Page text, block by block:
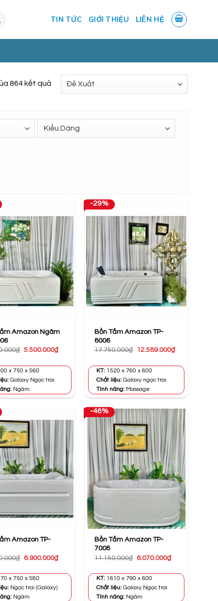
TIN TỨC GIỚI THIỆU LIÊN HỆ
864 kết quả
Amazon Ngâm
₫ Giá
10.500.000₫.
5.500.000₫Giá
x 750 x 560
Galaxy Ngọc trai
Ngâm
-29%
Bồn Tắm Amazon TP-
8006
17.750.000₫ Giá
17.750.000₫.
12.589.000₫Giá
là:
KT:1520 x 760 x 600
Chất liệu:Galaxy ngọc trai
Tính năng:Massage
Amazon TP-
₫ Giá
12.000.000₫.
6.900.000₫Giá
x 750 x 580
Ngọc trai (Galaxy)
Ngâm
-46%
Bồn Tắm Amazon TP-
7008
11.150.000₫ Giá
11.150.000₫.
6.070.000₫Giá
KT:1610 x 790 x 600
Chất liệu:Galaxy Ngọc trai
Tính năng:Ngâm